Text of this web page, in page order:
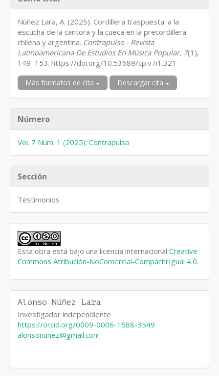
del
artículo
Núñez Lara, A. (2025). Cordillera traspuesta: a la
escucha de la cantora y la cueca en la precordillera
chilena y argentina. Contrapulso - Revista
Latinoamericana De Estudios En Música Popular, 7(1),
149–153. https://doi.org/10.53689/cp.v7i1.321
Más formatos de cita Descargar cita
Número
Vol. 7 Núm. 1 (2025): Contrapulso
Sección
Testimonios
Esta obra está bajo una licencia internacional Creative
Commons Atribución-NoComercial-CompartirIgual 4.0.
Alonso Núñez Lara
Investigador independiente
https://orcid.org/0009-0006-1588-3549
alonsonunez@gmail.com